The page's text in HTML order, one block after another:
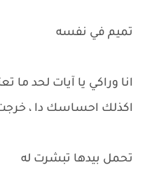
تميم في نفسه
انا وراكي يا آيات لحد ما
اكذلك احساسك دا ،
تحمل بيدها تبشرت له